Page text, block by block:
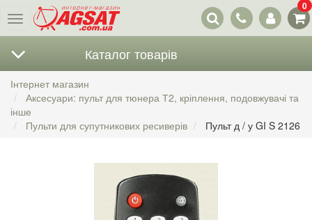
Меню
Наші
контакти
0
Каталог товарів
Інтернет магазин
Аксесуари: пульт для тюнера Т2, кріплення, подовжувачі та
інше
Пульти для супутникових ресиверів
Пульт д / у GI S 2126